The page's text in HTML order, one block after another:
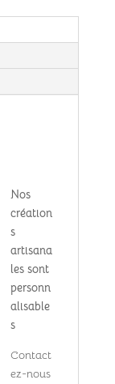
Nos
création
s
artisana
les sont
personn
alisable
s
Contact
ez-nous